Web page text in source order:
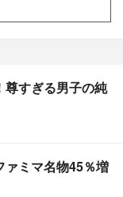
尊すぎる男子の純
ァミマ名物45％増